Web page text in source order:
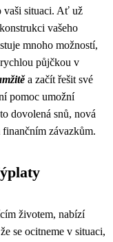
vaši situaci. Ať už
vašeho
mnoho možností,
půjčkou v
a začít řešit své
pomoc umožní
dovolená snů, nová
závazkům.
životem, nabízí
se ocitneme v situaci,